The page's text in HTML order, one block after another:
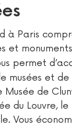
à Paris
et
permet
musées et de
Musée de
du Louvre,
Vous